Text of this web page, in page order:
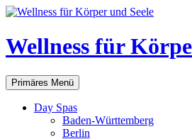
Zum
springen
Wellness für
Suchen
Primäres Menü
Day Spas
Baden-Württemberg
Berlin